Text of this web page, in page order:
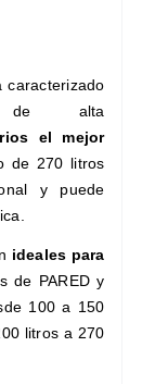
caracterizado
de alta
el mejor
de 270 litros
y puede
ideales para
de PARED y
100 a 150
litros a 270